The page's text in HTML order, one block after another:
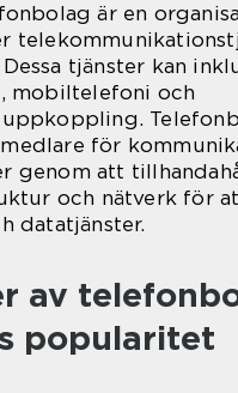
är en
tjänster kan
mobiltelefoni och
för
genom att
och nätverk för
datatjänster.
av
popularitet